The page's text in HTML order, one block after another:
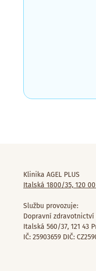
Klinika AGEL PLUS
Italská 1800/35, 120
Službu provozuje:
Dopravní zdravotnictví
Italská 560/37, 121 43
IČ: 25903659 DIČ: